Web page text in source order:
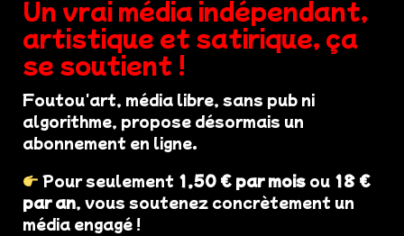
Un vrai média indépendant,
artistique et satirique, ça
se soutient !
Foutou'art, média libre, sans pub ni
algorithme, propose désormais un
abonnement en ligne.
Pour seulement 1,50 € par mois ou 18 €
par an, vous soutenez concrètement un
média engagé !